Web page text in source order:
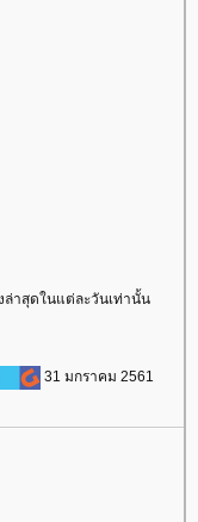
ล่าสุดในแต่ละวันเท่านั้น
31 มกราคม 2561